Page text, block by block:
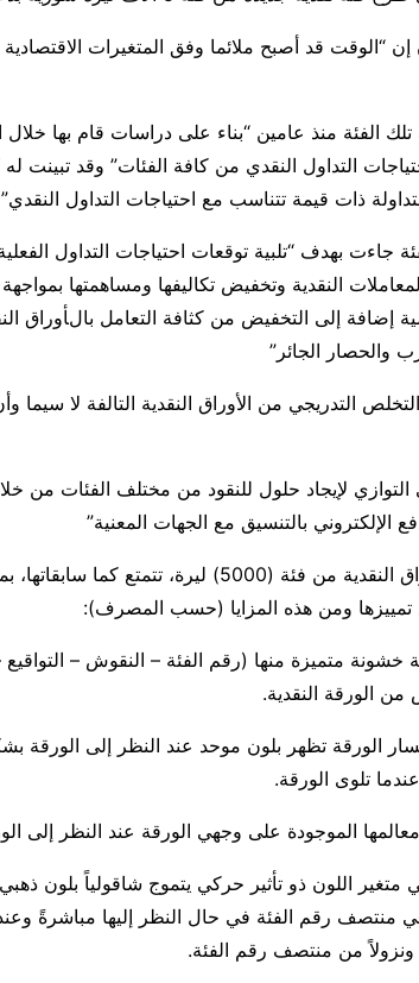
“الوقت قد أصبح ملائما وفق المتغيرات الاقتصادية
الفئة منذ عامين “بناء على دراسات قام بها خلال
التداول النقدي من كافة الفئات” وقد تبينت له
ذات قيمة تتناسب مع احتياجات التداول النقدي”
جاءت بهدف “تلبية توقعات احتياجات التداول
النقدية وتخفيض تكاليفها ومساهمتها بمواجهة
إضافة إلى التخفيض من كثافة التعامل بالأوراق
والحصار الجائر”
التدريجي من الأوراق النقدية التالفة لا سيما
لإيجاد حلول للنقود من مختلف الفئات من
الإلكتروني بالتنسيق مع الجهات المعنية”
وقال المركزي السوري إن الأوراق النقدية من فئة (5000) ليرة،
تمييزها ومن هذه المزايا (حسب المصرف):
متميزة منها (رقم الفئة – النقوش – التواقيع
الورقة النقدية.
الورقة تظهر بلون موحد عند النظر إلى الورقة
الموجودة على وجهي الورقة عند النظر إلى
مرئي متغير اللون ذو تأثير حركي يتموج شاقولياً بلون
منتصف رقم الفئة في حال النظر إليها مباشرةً وعند
ونزولاً من منتصف رقم الفئة.